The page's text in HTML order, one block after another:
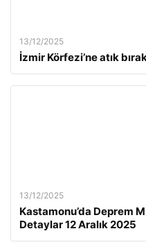
13/12/2025
İzmir Körfezi’ne atık
13/12/2025
Kastamonu’da Deprem
Detaylar 12 Aralık 2025